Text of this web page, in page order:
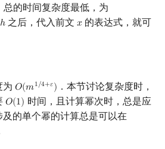
的时间复杂度最低，为
ℎ
h 之后，代入前文𝑥
x 的表达式，就可
为 𝑂(𝑚1/4+𝜀)
O(m1/4+ε) ．本节讨论复杂度时，
𝑂(1)
O(1) 时间，且计算幂次时，总是应
的单个幂的计算总是可以在